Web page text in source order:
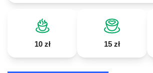
10 zł 15 zł